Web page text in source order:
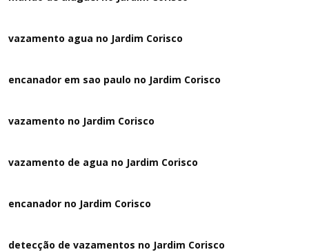
vazamento agua no Jardim Corisco
encanador em sao paulo no Jardim Corisco
vazamento no Jardim Corisco
vazamento de agua no Jardim Corisco
encanador no Jardim Corisco
detecção de vazamentos no Jardim Corisco